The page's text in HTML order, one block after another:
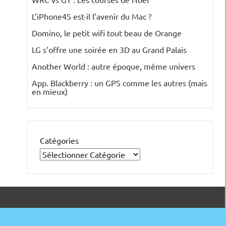
L’iPhone4S est-il l’avenir du Mac ?
Domino, le petit wifi tout beau de Orange
LG s’offre une soirée en 3D au Grand Palais
Another World : autre époque, même univers
App. Blackberry : un GPS comme les autres (mais
en mieux)
Catégories